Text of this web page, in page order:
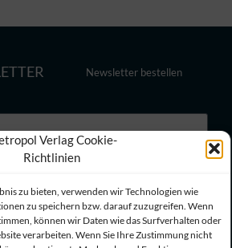
Verlag Cookie-
Richtlinien
zu bieten, verwenden wir Technologien wie
zu speichern bzw. darauf zuzugreifen. Wenn
können wir Daten wie das Surfverhalten oder
verarbeiten. Wenn Sie Ihre Zustimmung nicht
Newsletter bestellen